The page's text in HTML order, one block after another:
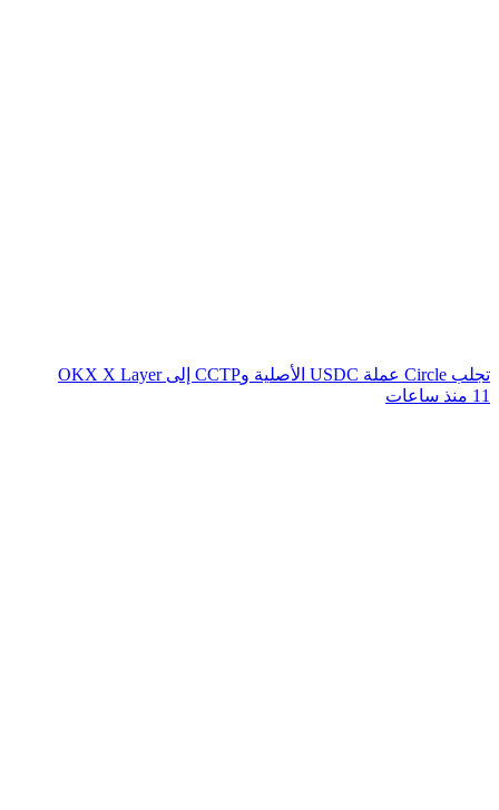
تجلب Circle عملة USDC الأصلية وCCTP إلى OKX X Layer
11 منذ ساعات